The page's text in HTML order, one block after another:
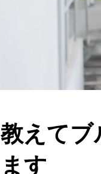
教えてブ
ます